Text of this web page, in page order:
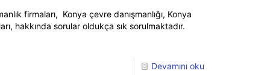
firmaları, Konya çevre danışmanlığı, Konya
hakkında sorular oldukça sık sorulmaktadır.
Devamını oku